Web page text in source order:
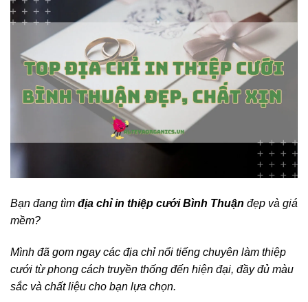
Bạn đang tìm địa chỉ in thiệp cưới Bình Thuận đẹp và giá
mềm?
Mình đã gom ngay các địa chỉ nổi tiếng chuyên làm thiệp
cưới từ phong cách truyền thống đến hiện đại, đầy đủ màu
sắc và chất liệu cho bạn lựa chọn.